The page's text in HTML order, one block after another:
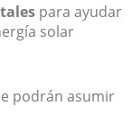
para ayudar
solar
podrán asumir